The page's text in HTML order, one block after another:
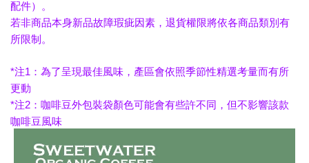
配件）。
若非商品本身新品故障瑕疵因素，退貨權限將依各商品類別有
所限制。
*注1：為了呈現最佳風味，產區會依照季節性精選考量而有所
更動
*注2：咖啡豆外包裝袋顏色可能會有些許不同，但不影響該款
咖啡豆風味